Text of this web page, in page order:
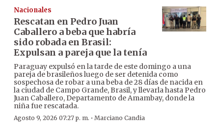
Nacionales
Rescatan en Pedro Juan
Caballero a beba que habría
sido robada en Brasil:
Expulsan a pareja que la tenía
Paraguay expulsó en la tarde de este domingo a una
pareja de brasileños luego de ser detenida como
sospechosa de robar a una beba de 28 días de nacida en
la ciudad de Campo Grande, Brasil, y llevarla hasta Pedro
Juan Caballero, Departamento de Amambay, donde la
niña fue rescatada.
Agosto 9, 2026 07:27 p. m. · Marciano Candia